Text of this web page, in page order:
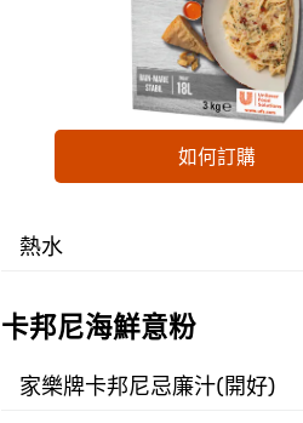
如何訂購
熱水
卡邦尼海鮮意粉
家樂牌卡邦尼忌廉汁(開好)